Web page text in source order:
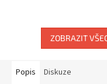
ZOBRAZIT
Popis Diskuze